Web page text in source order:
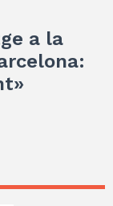
a la